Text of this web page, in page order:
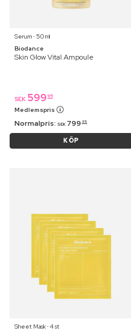
Serum ⋅ 50 ml
Biodance
Skin Glow Vital Ampoule
SEK 599 95
Medlemspris
Normalpris: SEK 799 95
KÖP
Sheet Mask ⋅ 4 st